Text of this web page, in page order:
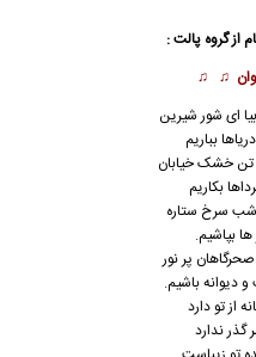
ازگروه پالت:
♫ ♫
ای شور شیرین
بباریم
تن خشک خیابان
بکاریم
شب سرخ ستاره
بپاشیم.
پر نور
باشیم.
از تو دارد
گذر ندارد